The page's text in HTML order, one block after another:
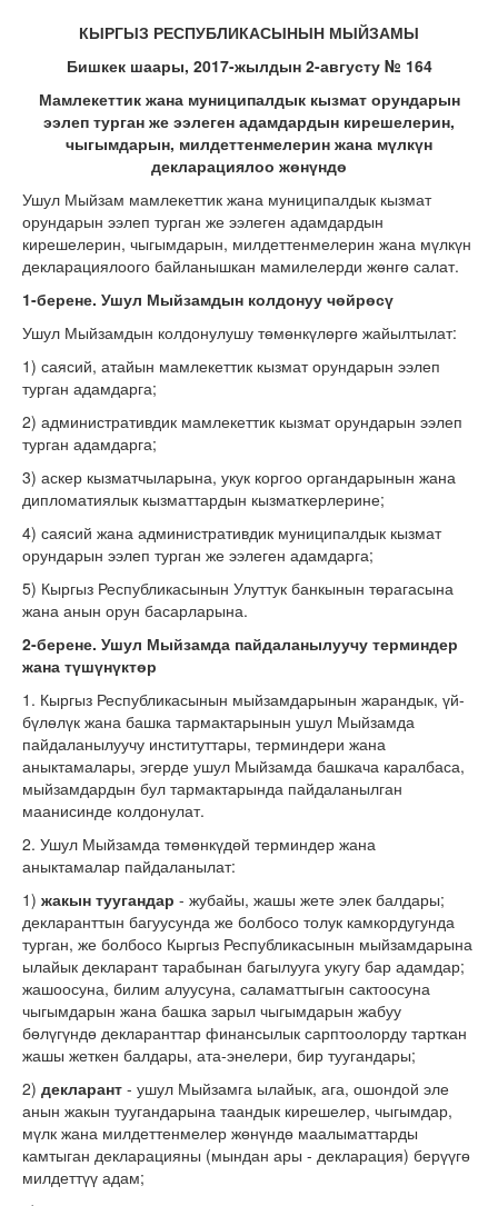
КЫРГЫЗ РЕСПУБЛИКАСЫНЫН МЫЙЗАМЫ
Бишкек шаары, 2017-жылдын 2-августу № 164
Мамлекеттик жана муниципалдык кызмат орундарын
ээлеп турган же ээлеген адамдардын кирешелерин,
чыгымдарын, милдеттенмелерин жана мүлкүн
декларациялоо жөнүндө
Ушул Мыйзам мамлекеттик жана муниципалдык кызмат
орундарын ээлеп турган же ээлеген адамдардын
кирешелерин, чыгымдарын, милдеттенмелерин жана мүлкүн
декларациялоого байланышкан мамилелерди жөнгө салат.
1-берене. Ушул Мыйзамдын колдонуу чөйрөсү
Ушул Мыйзамдын колдонулушу төмөнкүлөргө жайылтылат:
1) саясий, атайын мамлекеттик кызмат орундарын ээлеп
турган адамдарга;
2) административдик мамлекеттик кызмат орундарын ээлеп
турган адамдарга;
3) аскер кызматчыларына, укук коргоо органдарынын жана
дипломатиялык кызматтардын кызматкерлерине;
4) саясий жана административдик муниципалдык кызмат
орундарын ээлеп турган же ээлеген адамдарга;
5) Кыргыз Республикасынын Улуттук банкынын төрагасына
жана анын орун басарларына.
2-берене. Ушул Мыйзамда пайдаланылуучу терминдер
жана түшүнүктөр
1. Кыргыз Республикасынын мыйзамдарынын жарандык, үй-
бүлөлүк жана башка тармактарынын ушул Мыйзамда
пайдаланылуучу институттары, терминдери жана
аныктамалары, эгерде ушул Мыйзамда башкача каралбаса,
мыйзамдардын бул тармактарында пайдаланылган
маанисинде колдонулат.
2. Ушул Мыйзамда төмөнкүдөй терминдер жана
аныктамалар пайдаланылат:
1) жакын туугандар - жубайы, жашы жете элек балдары;
декларанттын багуусунда же болбосо толук камкордугунда
турган, же болбосо Кыргыз Республикасынын мыйзамдарына
ылайык декларант тарабынан багылууга укугу бар адамдар;
жашоосуна, билим алуусуна, саламаттыгын сактоосуна
чыгымдарын жана башка зарыл чыгымдарын жабуу
бөлүгүндө декларанттар финансылык сарптоолорду тарткан
жашы жеткен балдары, ата-энелери, бир туугандары;
2) декларант - ушул Мыйзамга ылайык, ага, ошондой эле
анын жакын туугандарына таандык кирешелер, чыгымдар,
мүлк жана милдеттенмелер жөнүндө маалыматтарды
камтыган декларацияны (мындан ары - декларация) берүүгө
милдеттүү адам;